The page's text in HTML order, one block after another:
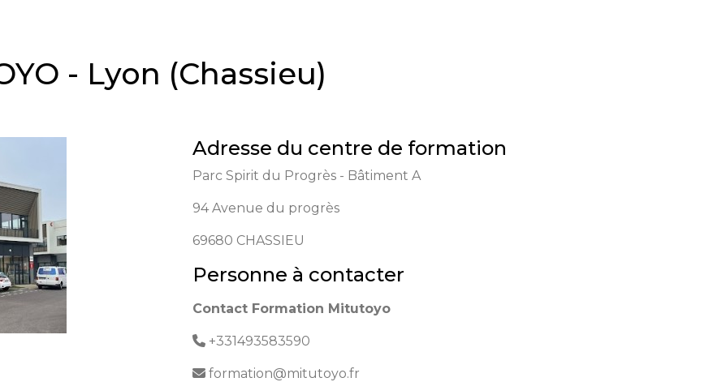
- Lyon (Chassieu)
Adresse du centre de formation
Parc Spirit du Progrès - Bâtiment A
94 Avenue du progrès
69680 CHASSIEU
Personne à contacter
Contact Formation Mitutoyo
+331493583590
formation@mitutoyo.fr